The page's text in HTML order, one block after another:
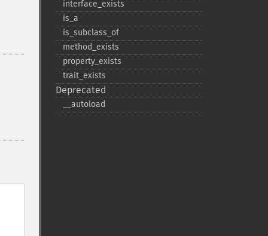
interface_​exists
is_​a
is_​subclass_​of
method_​exists
property_​exists
trait_​exists
Deprecated
_​_​autoload